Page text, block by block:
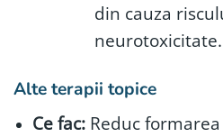
din cauza
neurotoxicitate.
Alte terapii topice
Ce fac:Reduc